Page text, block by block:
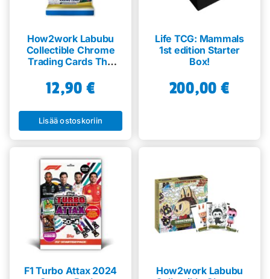
How2work Labubu
Collectible Chrome
Trading Cards The
Booster
12,90 €
Lisää ostoskoriin
Life TCG: Mammals
1st edition Starter
Box!
200,00 €
F1 Turbo Attax 2024
How2work Labubu